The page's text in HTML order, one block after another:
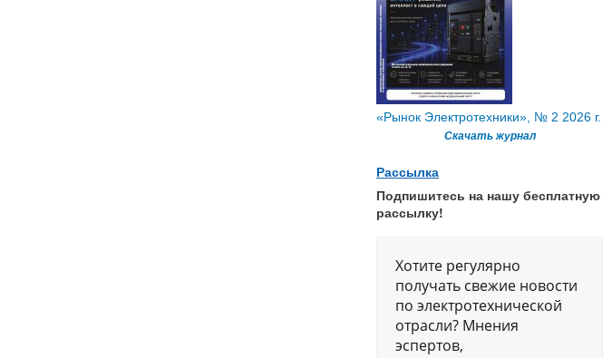
«Рынок Электротехники», № 2 2026 г.
Скачать журнал
Рассылка
Подпишитесь на нашу бесплатную
рассылку!
Хотите регулярно
получать свежие новости
по электротехнической
отрасли? Мнения
эспертов,